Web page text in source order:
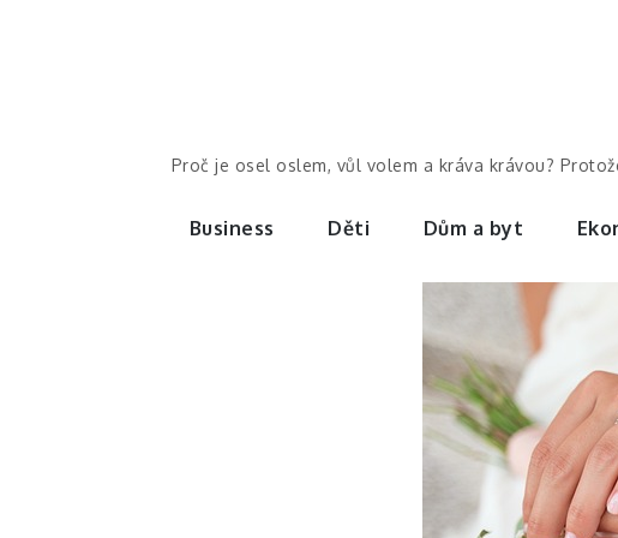
Proč je osel oslem, vůl volem a kráva krávou?
Business Děti Dům a byt